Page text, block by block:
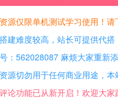
会有2个没有授权的提示
源仅限单机测试学习使用！
建难度较高，站长可提供代搭
：562028087 麻烦大家重新添
源切勿用于任何商业用途，本
论功能已从新开启！欢迎大家